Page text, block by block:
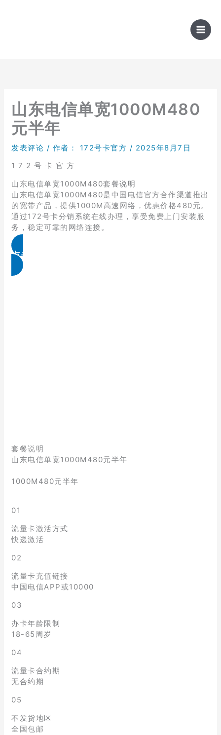
山东电信单宽1000M480
元半年
发表评论 / 作者： 172号卡官方 / 2025年8月7日
1 7 2 号 卡 官 方
山东电信单宽1000M480套餐说明
山东电信单宽1000M480是中国电信官方合作渠道推出
的宽带产品，提供1000M高速网络，优惠价格480元。
通过172号卡分销系统在线办理，享受免费上门安装服
务，稳定可靠的网络连接。
点击免费领取
套餐说明
山东电信单宽1000M480元半年
1000M480元半年
01
流量卡激活方式
快递激活
02
流量卡充值链接
中国电信APP或10000
03
办卡年龄限制
18-65周岁
04
流量卡合约期
无合约期
05
不发货地区
全国包邮